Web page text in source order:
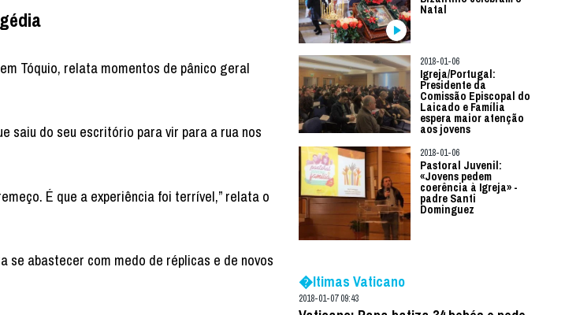
Tóquio, relata momentos de pânico geral
saiu do seu escritório para vir para a rua nos
É que a experiência foi terrível,” relata o
se abastecer com medo de réplicas e de novos
Natal
2018-01-06
Igreja/Portugal:
Presidente da
Comissão Episcopal do
Laicado e Família
espera maior atenção
aos jovens
2018-01-06
Pastoral Juvenil:
«Jovens pedem
coerência à Igreja» -
padre Santi
Dominguez
�ltimas Vaticano
2018-01-07 09:43